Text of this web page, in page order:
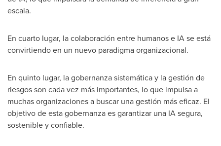
escala.
En cuarto lugar, la colaboración entre humanos e IA se está
convirtiendo en un nuevo paradigma organizacional.
En quinto lugar, la gobernanza sistemática y la gestión de
riesgos son cada vez más importantes, lo que impulsa a
muchas organizaciones a buscar una gestión más eficaz. El
objetivo de esta gobernanza es garantizar una IA segura,
sostenible y confiable.